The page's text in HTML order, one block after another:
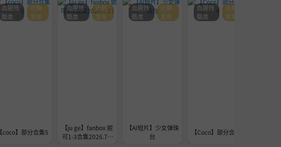
【coco】部分合集5
血腥残
酷类
近期
发布
【ju ge】fanbox 妮
可1-3合集2026.7.2
血腥残
酷类
近期
发布
【AI短片】少女弹珠
台
血腥残
酷类
近期
发布
【Coco】部分合集4
血腥残
酷类
近期
发布